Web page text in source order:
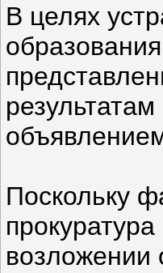
В целях
Поскольку
возложении